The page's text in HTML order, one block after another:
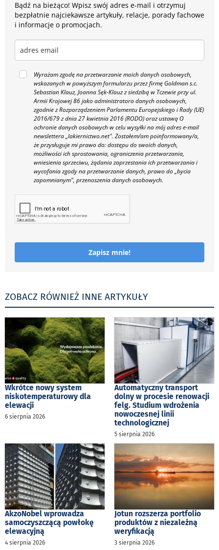
Bądź na bieżąco! Wpisz swój adres e-mail i otrzymuj
bezpłatnie najciekawsze artykuły, relacje, porady fachowe
i informacje o promocjach.
Wyrażam zgodę na przetwarzanie moich danych osobowych,
wskazanych w powyższym formularzu przez firmę Goldman s.c.
Sebastian Klauz, Joanna Sęk-Klauz z siedzibą w Tczewie przy ul.
Armii Krajowej 86 jako administratora danych osobowych,
zgodnie z Rozporządzeniem Parlamentu Europejskiego i Rady (UE)
2016/679 z dnia 27 kwietnia 2016 (RODO) oraz ustawą O
ochronie danych osobowych w celu wysyłki na mój adres e-mail
newslettera „lakiernictwo.net". Zostałem/am poinformowany/a,
że przysługuje mi prawo do: dostępu do swoich danych,
możliwości ich sprostowania, ograniczenia przetwarzania,
wniesienia sprzeciwu, żądania zaprzestania ich przetwarzania i
wycofania zgody na przetwarzanie danych, prawo do „bycia
zapomnianym", przenoszenia danych osobowych.
Zapisz mnie!
ZOBACZ RÓWNIEŻ INNE ARTYKUŁY
Wkrótce nowy system
niskotemperaturowy dla
elewacji
6 sierpnia 2026
Automatyczny transport
dolny w procesie renowacji
felg. Studium wdrożenia
nowoczesnej linii
technologicznej
5 sierpnia 2026
AkzoNobel wprowadza
samoczyszczącą powłokę
elewacyjną
4 sierpnia 2026
Jotun rozszerza portfolio
produktów z niezależną
weryfikacją
3 sierpnia 2026